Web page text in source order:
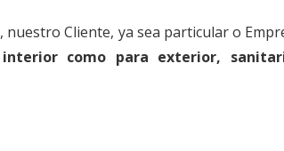
Cliente, ya sea particular o
interior como para exterior,